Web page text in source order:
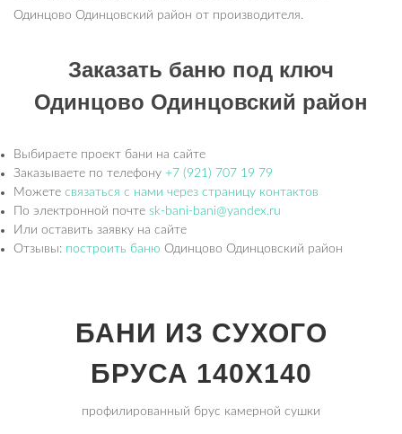
Одинцово Одинцовский район от производителя.
Заказать баню под ключ
Одинцово Одинцовский район
Выбираете проект бани на сайте
Заказываете по телефону +7 (921) 707 19 79
Можете связаться с нами через страницу контактов
По электронной почте sk-bani-bani@yandex.ru
Или оставить заявку на сайте
Отзывы: построить баню Одинцово Одинцовский район
БАНИ ИЗ СУХОГО
БРУСА 140Х140
профилированный брус камерной сушки